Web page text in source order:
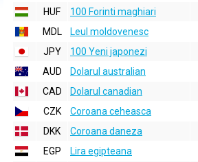
HUF
100 Forinti maghiari
MDL
Leul moldovenesc
JPY
100 Yeni japonezi
AUD
Dolarul australian
CAD
Dolarul canadian
CZK
Coroana ceheasca
DKK
Coroana daneza
EGP
Lira egipteana